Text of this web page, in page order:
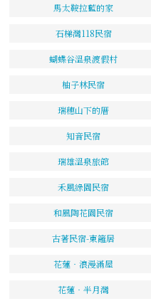
馬太鞍拉藍的家
石梯灣118民宿
蝴蝶谷溫泉渡假村
柚子林民宿
瑞穗山下的厝
知音民宿
瑞雄溫泉旅館
禾風綠園民宿
和風陶花園民宿
古著民宿-東籬居
花蓮‧浪漫滿屋
花蓮‧半月灣